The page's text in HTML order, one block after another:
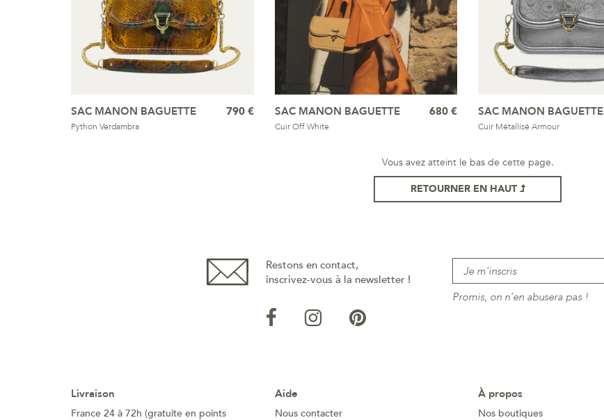
SAC MANON BAGUETTE
Python Verdambra
790 € SAC MANON BAGUETTE
Cuir Off White
680 € SAC MANON BAGUETTE
Cuir Métallisé Armour
Vous avez atteint le bas de cette page.
RETOURNER EN HAUT
Restons en contact,
inscrivez-vous à la newsletter !
Promis, on n'en abusera pas !
Livraison
France 24 à 72h (gratuite en points
Aide
Nous contacter
À propos
Nos boutiques